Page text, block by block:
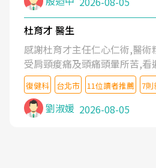
杜育才 醫生
感謝杜育才主任仁心仁術,醫
受肩頸痠痛及頭痛頭暈所苦,看
檢查,也嘗試過西醫打針,中醫針
沒有用,後來連吃到嗎啡類止痛
症狀,沒多久就痛起來,多年失眠
台灣親友介紹忠孝醫院杜育才
復健科 台北市 11位讀者推薦 7則
劉淑媛 2026-08-05